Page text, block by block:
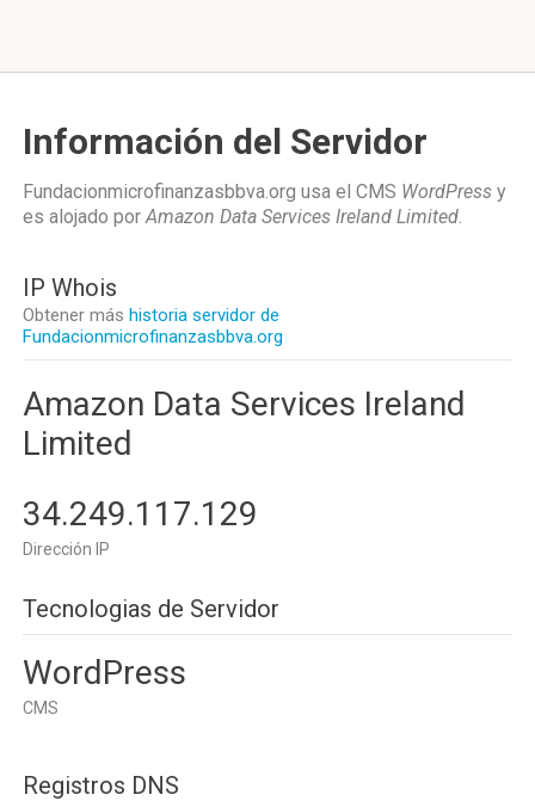
Información del Servidor
Fundacionmicrofinanzasbbva.org usa el CMS WordPress y
es alojado porAmazon Data Services Ireland Limited.
IP Whois
Obtener más historia servidor de
Fundacionmicrofinanzasbbva.org
Amazon Data Services Ireland
Limited
34.249.117.129
Dirección IP
Tecnologias de Servidor
WordPress
CMS
Registros DNS